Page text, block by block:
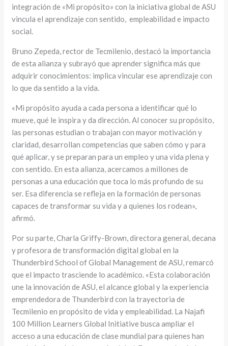
integración de «Mi propósito» con la iniciativa global de ASU
vincula el aprendizaje con sentido, empleabilidad e impacto
social.
Bruno Zepeda, rector de Tecmilenio, destacó la importancia
de esta alianza y subrayó que aprender significa más que
adquirir conocimientos: implica vincular ese aprendizaje con
lo que da sentido a la vida.
«Mi propósito ayuda a cada persona a identificar qué lo
mueve, qué le inspira y da dirección. Al conocer su propósito,
las personas estudian o trabajan con mayor motivación y
claridad, desarrollan competencias que saben cómo y para
qué aplicar, y se preparan para un empleo y una vida plena y
con sentido. En esta alianza, acercamos a millones de
personas a una educación que toca lo más profundo de su
ser. Esa diferencia se refleja en la formación de personas
capaces de transformar su vida y a quienes los rodean»,
afirmó.
Por su parte, Charla Griffy-Brown, directora general, decana
y profesora de transformación digital global en la
Thunderbird School of Global Management de ASU, remarcó
que el impacto trasciende lo académico. «Esta colaboración
une la innovación de ASU, el alcance global y la experiencia
emprendedora de Thunderbird con la trayectoria de
Tecmilenio en propósito de vida y empleabilidad. La Najafi
100 Million Learners Global Initiative busca ampliar el
acceso a una educación de clase mundial para quienes han